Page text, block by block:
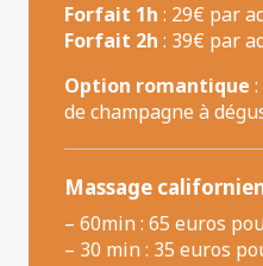
Forfait 1h : 29€ par
Forfait 2h : 39€ par
Option romantique
de champagne à
Massage
– 60min : 65 euros
– 30 min : 35 euros